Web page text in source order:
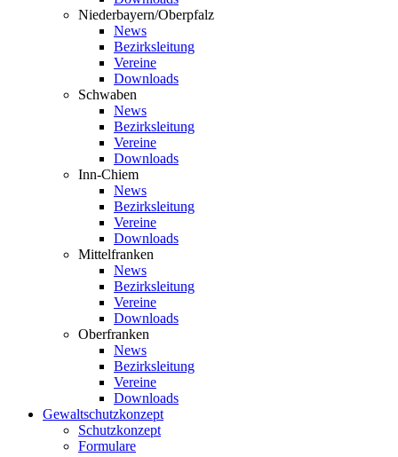
Niederbayern/Oberpfalz
News
Bezirksleitung
Vereine
Downloads
Schwaben
News
Bezirksleitung
Vereine
Downloads
Inn-Chiem
News
Bezirksleitung
Vereine
Downloads
Mittelfranken
News
Bezirksleitung
Vereine
Downloads
Oberfranken
News
Bezirksleitung
Vereine
Downloads
Gewaltschutzkonzept
Schutzkonzept
Formulare